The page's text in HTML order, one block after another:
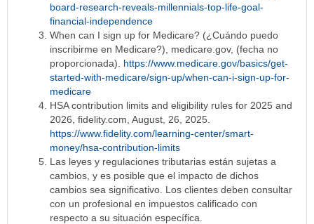
board-research-reveals-millennials-top-life-goal-
financial-independence
When can I sign up for Medicare? (¿Cuándo puedo
inscribirme en Medicare?), medicare.gov, (fecha no
proporcionada). https://www.medicare.gov/basics/get-
started-with-medicare/sign-up/when-can-i-sign-up-for-
medicare
HSA contribution limits and eligibility rules for 2025 and
2026, fidelity.com, August, 26, 2025.
https://www.fidelity.com/learning-center/smart-
money/hsa-contribution-limits
Las leyes y regulaciones tributarias están sujetas a
cambios, y es posible que el impacto de dichos
cambios sea significativo. Los clientes deben consultar
con un profesional en impuestos calificado con
respecto a su situación específica.